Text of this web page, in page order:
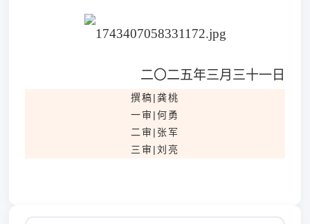
二〇二五年三月三十一日
撰稿|龚桃
一审|何勇
二审|张军
三审|刘亮